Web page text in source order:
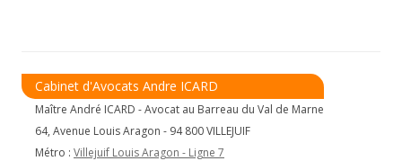
Cabinet d'Avocats Andre ICARD
Maître André ICARD - Avocat au Barreau du Val de Marne
64, Avenue Louis Aragon - 94 800 VILLEJUIF
Métro : Villejuif Louis Aragon - Ligne 7